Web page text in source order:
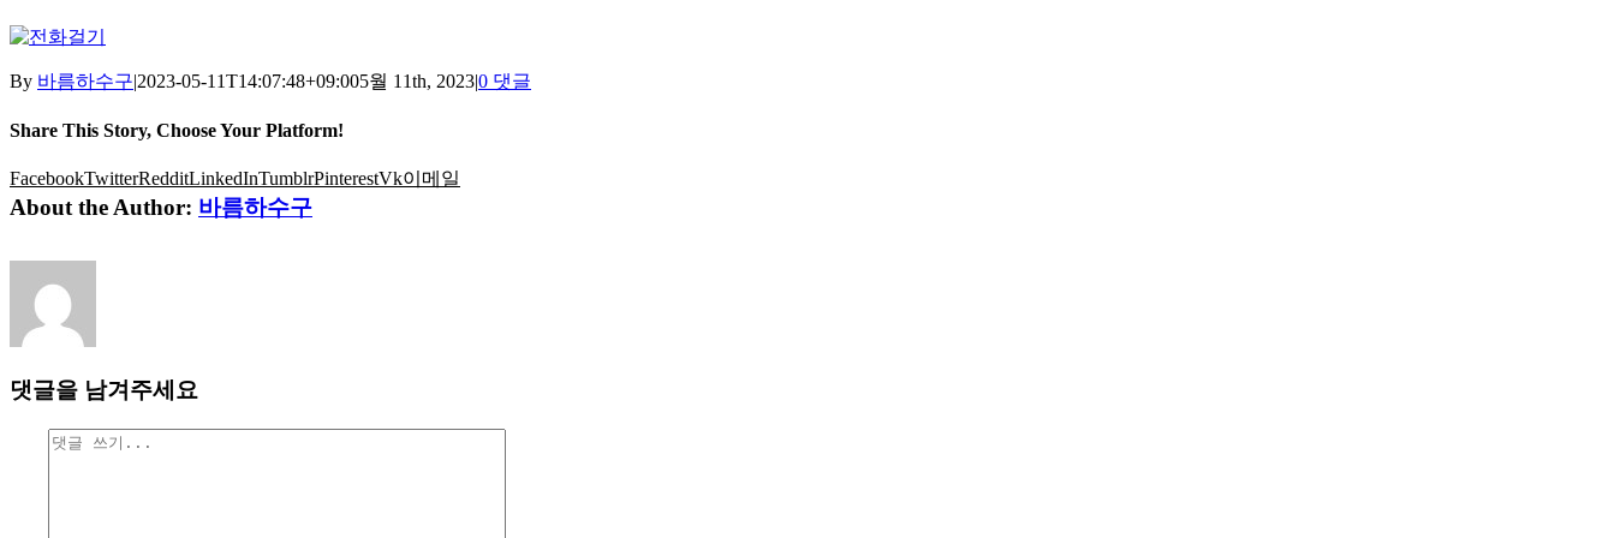
By 바름하수구|2023-05-11T14:07:48+09:005월 11th, 2023|0 댓글
Share This Story, Choose Your Platform!
FacebookTwitterRedditLinkedInTumblrPinterestVk이메일
About the Author: 바름하수구
댓글을 남겨주세요